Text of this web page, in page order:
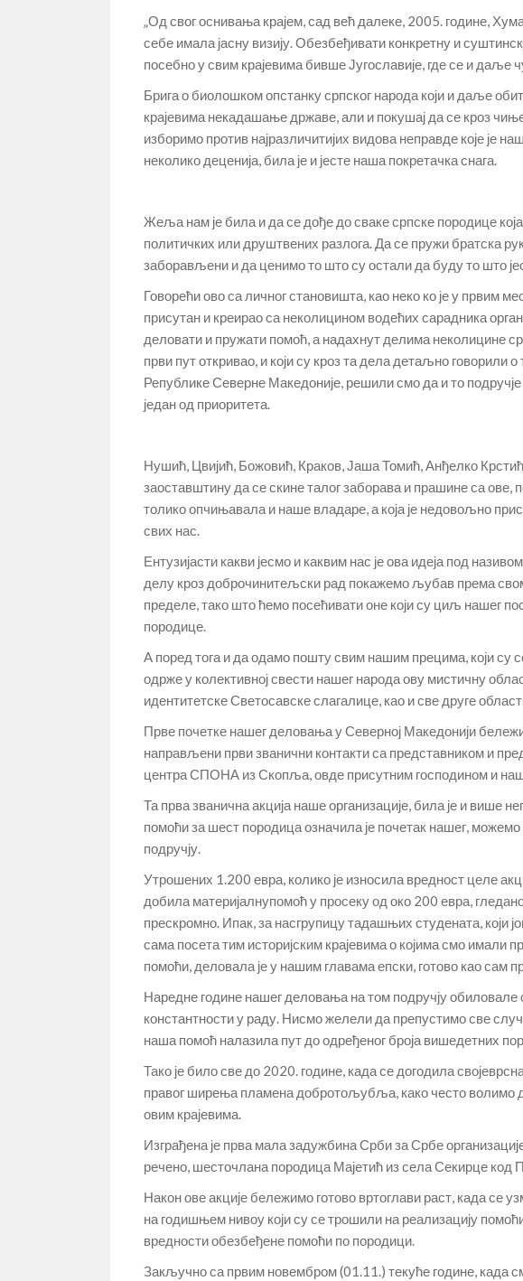
„Од свог оснивања крајем, сад већ далеке, 2005. године,
себе имала јасну визију. Обезбеђивати конкретну и
посебно у свим крајевима бивше Југославије, где се и даље
Брига о биолошком опстанку српског народа који и даље
крајевима некадашање државе, али и покушај да се кроз
изборимо против најразличитијих видова неправде које је
неколико деценија, била је и јесте наша покретачка снага.
Жеља нам је била и да се дође до сваке српске породице
политичких или друштвених разлога. Да се пружи братска
заборављени и да ценимо то што су остали да буду то што
Говорећи ово са личног становишта, као неко ко је у првим
присутан и креирао са неколицином водећих сарадника
деловати и пружати помоћ, а надахнут делима неколицине
први пут откривао, и који су кроз та дела детаљно
Републике Северне Македоније, решили смо да и то
један од приоритета.
Нушић, Цвијић, Божовић, Краков, Јаша Томић, Анђелко
заоставштину да се скине талог заборава и прашине са ове,
толико опчињавала и наше владаре, а која је недовољно
свих нас.
Ентузијасти какви јесмо и каквим нас је ова идеја под
делу кроз доброчинитељски рад покажемо љубав према
пределе, тако што ћемо посећивати оне који су циљ нашег
породице.
A поред тога и да одамо пошту свим нашим прецима, који су
одрже у колективној свести нашег народа ову мистичну
идентитетске Светосавске слагалице, као и све друге
Прве почетке нашег деловања у Северној Македонији
направљени први званични контакти са представником и
центра СПОНА из Скопља, овде присутним господином и
Та прва званична акција наше организације, била је и више
помоћи за шест породица означила је почетак нашег,
подручју.
Утрошених 1.200 евра, колико је износила вредност целе
добила материјалнупомоћ у просеку од око 200 евра,
прескромно. Ипак, за насгрупицу тадашњих студената, који
сама посета тим историјским крајевима о којима смо имали
помоћи, деловала је у нашим главама епски, готово као сам
Наредне године нашег деловања на том подручју
константности у раду. Нисмо желели да препустимо све
наша помоћ налазила пут до одређеног броја вишедетних
Тако је било све до 2020. године, када се догодила
правог ширења пламена добротољубља, како често волимо
овим крајевима.
Изграђена је прва мала задужбина Срби за Србе
речено, шесточлана породица Мајетић из села Секирце код
Након ове акције бележимо готово вртоглави раст, када се
на годишњем нивоу који су се трошили на реализацију
вредности обезбеђене помоћи по породици.
Закључно са првим новембром (01.11.) текуће године, када